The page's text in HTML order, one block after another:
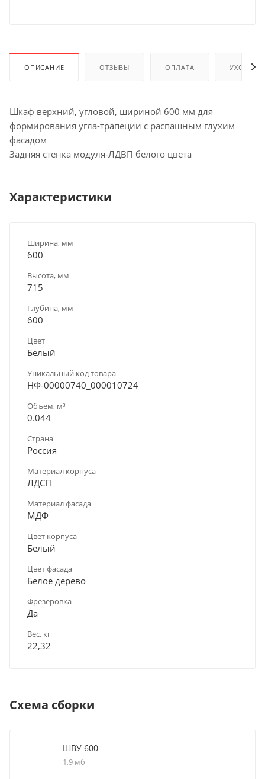
ОПИСАНИЕ ОТЗЫВЫ ОПЛАТА УХОД И
Шкаф верхний, угловой, шириной 600 мм для
формирования угла-трапеции с распашным глухим
фасадом
Задняя стенка модуля-ЛДВП белого цвета
Характеристики
Ширина, мм
600
Высота, мм
715
Глубина, мм
600
Цвет
Белый
Уникальный код товара
НФ-00000740_000010724
Объем, м³
0.044
Страна
Россия
Материал корпуса
ЛДСП
Материал фасада
МДФ
Цвет корпуса
Белый
Цвет фасада
Белое дерево
Фрезеровка
Да
Вес, кг
22,32
Схема сборки
ШВУ 600
1,9 мб